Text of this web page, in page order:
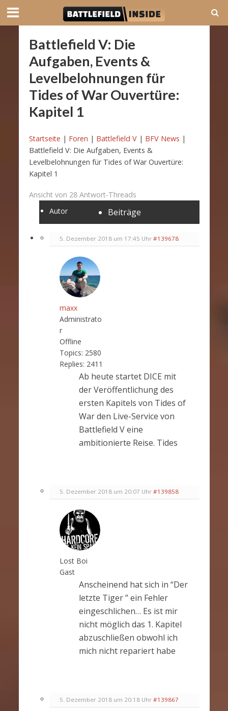
Battlefield V: Die
Aufgaben, Events &
Levelbelohnungen für
Tides of War Ouvertüre:
Kapitel 1
Startseite | Foren | Battlefield V | BFV News |
Battlefield V: Die Aufgaben, Events &
Levelbelohnungen für Tides of War Ouvertüre:
Kapitel 1
Ansicht von 28 Antwort-Threads
Autor
Beiträge
5. Dezember 2018 um 17:45 Uhr #139678
maxx
Administrato
r
Offline
Topics: 2580
Replies: 2411
Ab heute startet DICE mit
der Veröffentlichung des
ersten Kapitels von Tides of
War den Live-Service von
Battlefield V eine
ambitionierte Reise. Tides
5. Dezember 2018 um 20:07 Uhr #139858
Lost Boi
Gast
Anscheinend hat sich in “Der
letzte Tiger ” ein Fehler
eingeschlichen… Es ist mir
nicht möglich das 1. Kapitel
abzuschließen obwohl ich
mich nicht repariert habe
5. Dezember 2018 um 20:18 Uhr #139867